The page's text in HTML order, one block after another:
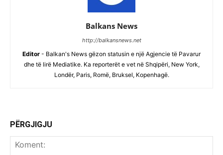
Balkans News
http://balkansnews.net
Editor - Balkan's News gëzon statusin e një Agjencie të Pavarur
dhe të lirë Mediatike. Ka reporterët e vet në Shqipëri, New York,
Londër, Paris, Romë, Bruksel, Kopenhagë.
PËRGJIGJU